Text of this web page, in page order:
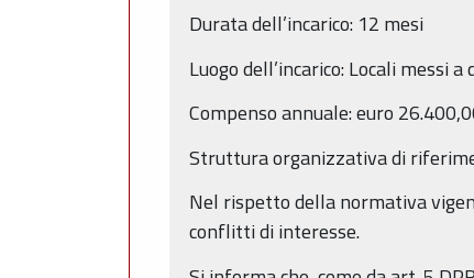
Durata dell’incarico: 12 mesi
Luogo dell’incarico: Locali messi
Compenso annuale: euro
Struttura organizzativa di
Nel rispetto della normativa
conflitti di interesse.